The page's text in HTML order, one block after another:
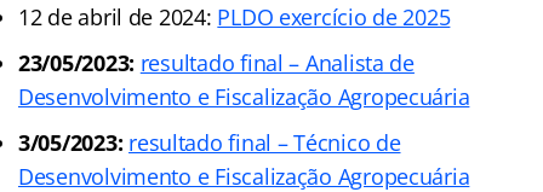
12 de abril de 2024: PLDO exercício de 2025
23/05/2023: resultado final – Analista de
Desenvolvimento e Fiscalização Agropecuária
3/05/2023: resultado final – Técnico de
Desenvolvimento e Fiscalização Agropecuária